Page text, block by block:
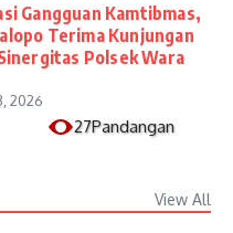
Gangguan Kamtibmas,
Terima Kunjungan
Polsek Wara
2026
27Pandangan
View All